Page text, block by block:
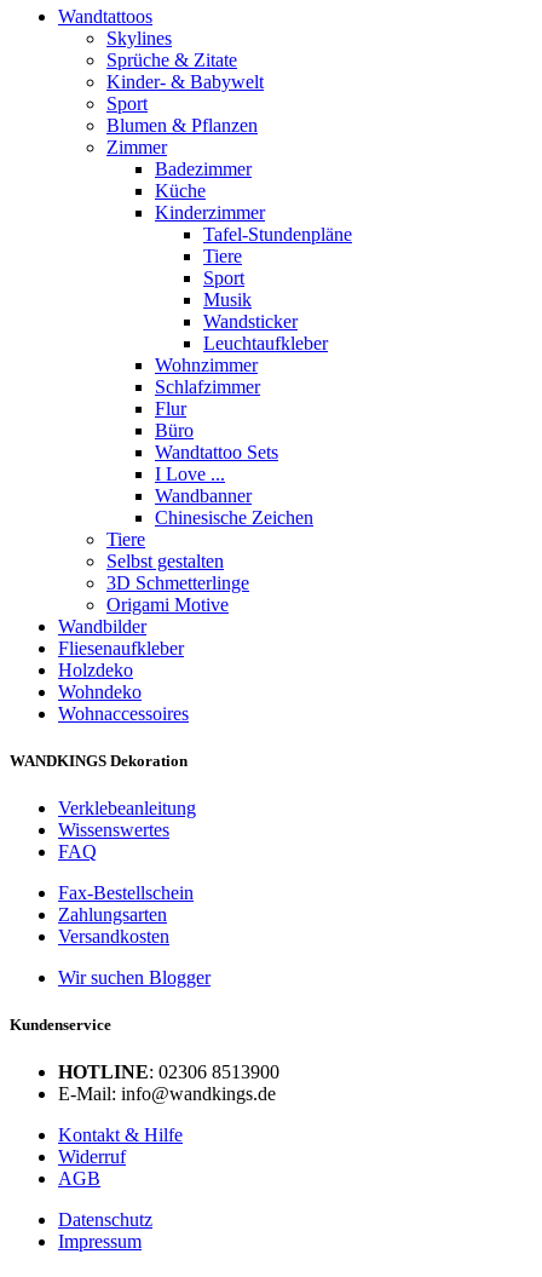
Wandtattoos
Skylines
Sprüche & Zitate
Kinder- & Babywelt
Sport
Blumen & Pflanzen
Zimmer
Badezimmer
Küche
Kinderzimmer
Tafel-Stundenpläne
Tiere
Sport
Musik
Wandsticker
Leuchtaufkleber
Wohnzimmer
Schlafzimmer
Flur
Büro
Wandtattoo Sets
I Love ...
Wandbanner
Chinesische Zeichen
Tiere
Selbst gestalten
3D Schmetterlinge
Origami Motive
Wandbilder
Fliesenaufkleber
Holzdeko
Wohndeko
Wohnaccessoires
WANDKINGS Dekoration
Verklebeanleitung
Wissenswertes
FAQ
Fax-Bestellschein
Zahlungsarten
Versandkosten
Wir suchen Blogger
Kundenservice
HOTLINE: 02306 8513900
E-Mail: info@wandkings.de
Kontakt & Hilfe
Widerruf
AGB
Datenschutz
Impressum